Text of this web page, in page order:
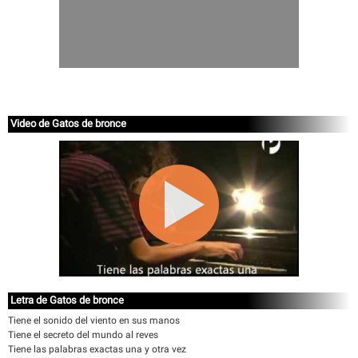
Video de Gatos de bronce
Letra de Gatos de bronce
Tiene el sonido del viento en sus manos
Tiene el secreto del mundo al reves
Tiene las palabras exactas una y otra vez